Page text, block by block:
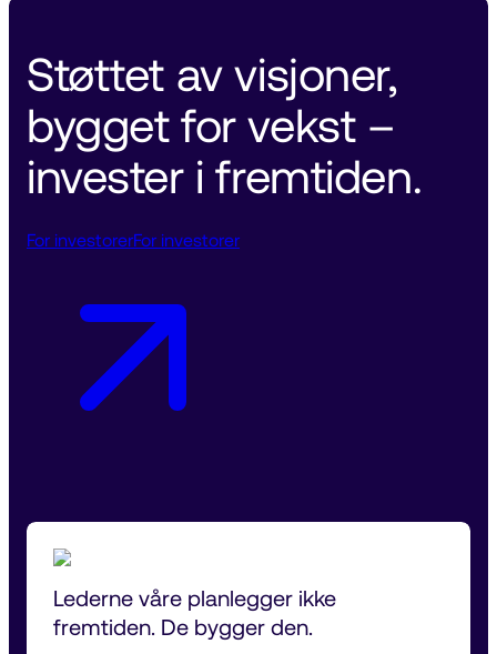
Støttet av visjoner,
bygget for vekst –
invester i fremtiden.
For investorerFor investorer
Lederne våre planlegger ikke
fremtiden. De bygger den.